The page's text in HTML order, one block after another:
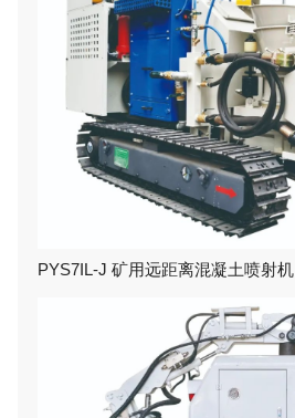
PYS7IL-J 矿用远距离混凝土喷射机